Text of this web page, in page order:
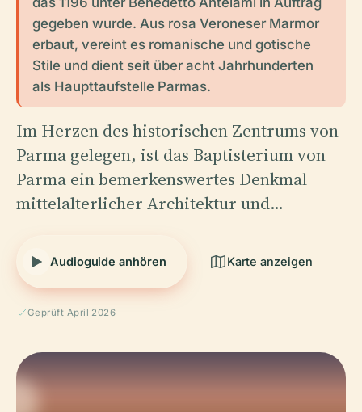
gegeben wurde. Aus rosa Veroneser Marmor
erbaut, vereint es romanische und gotische
Stile und dient seit über acht Jahrhunderten
als Haupttaufstelle Parmas.
Im Herzen des historischen Zentrums von
Parma gelegen, ist das Baptisterium von
Parma ein bemerkenswertes Denkmal
mittelalterlicher Architektur und…
Audioguide anhören Karte anzeigen
Geprüft April 2026